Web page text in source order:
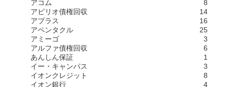
アコム
8
アビリオ債権回収
14
アプラス
16
アペンタクル
25
アミーゴ
3
アルファ債権回収
6
あんしん保証
1
イー・キャンパス
3
イオンクレジット
8
イオン銀行
4